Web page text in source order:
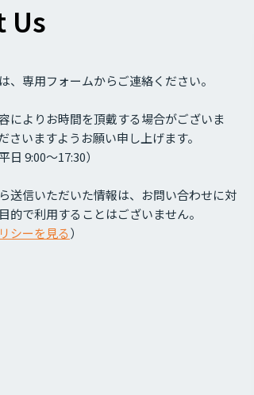
Us
、専用フォームからご連絡ください。
によりお時間を頂戴する場合がございま
さいますようお願い申し上げます。
日 9:00～17:30）
送信いただいた情報は、お問い合わせに対
的で利用することはございません。
シーを見る）